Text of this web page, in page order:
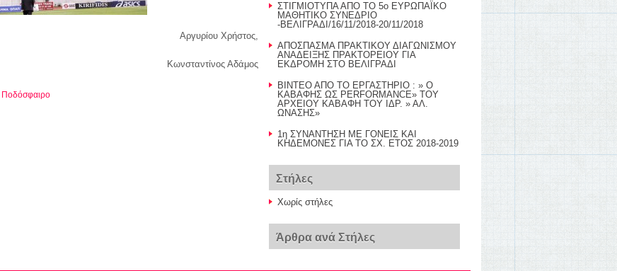
Αργυρίου Χρήστος,
Κωνσταντίνος Αδάμος
Ποδόσφαιρο
ΣΤΙΓΜΙΟΤΥΠΑ ΑΠΟ ΤΟ 5ο ΕΥΡΩΠΑΪΚΟ
ΜΑΘΗΤΙΚΟ ΣΥΝΕΔΡΙΟ
-ΒΕΛΙΓΡΑΔΙ/16/11/2018-20/11/2018
AΠΟΣΠΑΣΜΑ ΠΡΑΚΤΙΚΟΥ ΔΙΑΓΩΝΙΣΜΟΥ
ΑΝΑΔΕΙΞΗΣ ΠΡΑΚΤΟΡΕΙΟΥ ΓΙΑ
ΕΚΔΡΟΜΗ ΣΤΟ ΒΕΛΙΓΡΑΔΙ
BINTEO AΠΟ ΤΟ ΕΡΓΑΣΤΗΡΙΟ : » Ο
ΚΑΒΑΦΗΣ ΩΣ PERFORMANCE» TOY
AΡΧΕΙΟΥ ΚΑΒΑΦΗ ΤΟΥ ΙΔΡ. » ΑΛ.
ΩΝΑΣΗΣ»
1η ΣΥΝΑΝΤΗΣΗ ΜΕ ΓΟΝΕΙΣ ΚΑΙ
ΚΗΔΕΜΟΝΕΣ ΓΙΑ ΤΟ ΣΧ. ΕΤΟΣ 2018-2019
Στήλες
Χωρίς στήλες
Άρθρα ανά Στήλες